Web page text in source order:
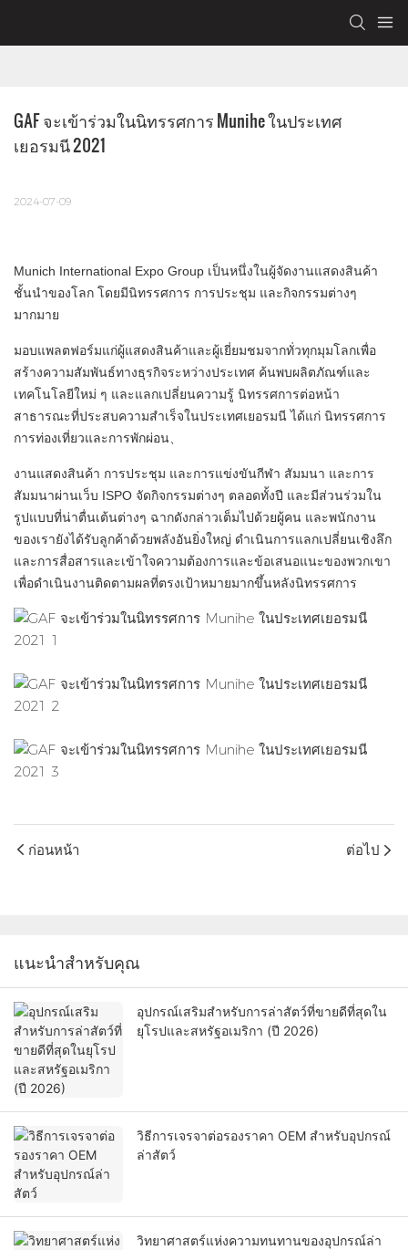
GAF จะเข้าร่วมในนิทรรศการ Munihe ในประเทศ
เยอรมนี 2021
2024-07-09
Munich International Expo Group เป็นหนึ่งในผู้จัดงานแสดงสินค้า
ชั้นนำของโลก โดยมีนิทรรศการ การประชุม และกิจกรรมต่างๆ
มากมาย
มอบแพลตฟอร์มแก่ผู้แสดงสินค้าและผู้เยี่ยมชมจากทั่วทุกมุมโลกเพื่อ
สร้างความสัมพันธ์ทางธุรกิจระหว่างประเทศ ค้นพบผลิตภัณฑ์และ
เทคโนโลยีใหม่ ๆ และแลกเปลี่ยนความรู้ นิทรรศการต่อหน้า
สาธารณะที่ประสบความสำเร็จในประเทศเยอรมนี ได้แก่ นิทรรศการ
การท่องเที่ยวและการพักผ่อน、
งานแสดงสินค้า การประชุม และการแข่งขันกีฬา สัมมนา และการ
สัมมนาผ่านเว็บ ISPO จัดกิจกรรมต่างๆ ตลอดทั้งปี และมีส่วนร่วมใน
รูปแบบที่น่าตื่นเต้นต่างๆ ฉากดังกล่าวเต็มไปด้วยผู้คน และพนักงาน
ของเรายังได้รับลูกค้าด้วยพลังอันยิ่งใหญ่ ดำเนินการแลกเปลี่ยนเชิงลึก
และการสื่อสารและเข้าใจความต้องการและข้อเสนอแนะของพวกเขา
เพื่อดำเนินงานติดตามผลที่ตรงเป้าหมายมากขึ้นหลังนิทรรศการ
ก่อนหน้า ต่อไป
แนะนำสำหรับคุณ
อุปกรณ์เสริมสำหรับการล่าสัตว์ที่ขายดีที่สุดใน
ยุโรปและสหรัฐอเมริกา (ปี 2026)
วิธีการเจรจาต่อรองราคา OEM สำหรับอุปกรณ์
ล่าสัตว์
วิทยาศาสตร์แห่งความทนทานของอุปกรณ์ล่า